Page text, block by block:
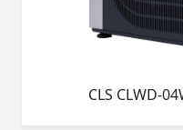
CLS CLWD-